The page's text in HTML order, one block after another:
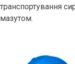
транспортування
мазутом.